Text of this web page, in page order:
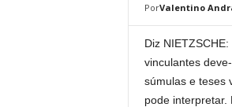
PorValentino
Diz NIETZSCHE:
vinculantes
súmulas e teses
pode interpretar.